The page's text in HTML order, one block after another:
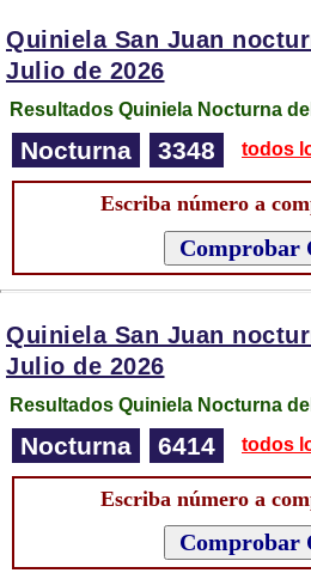
Quiniela San Juan
Julio de 2026
Resultados Quiniela Nocturna
Nocturna 3348 todos
Escriba número a
Quiniela San Juan
Julio de 2026
Resultados Quiniela Nocturna
Nocturna 6414 todos
Escriba número a